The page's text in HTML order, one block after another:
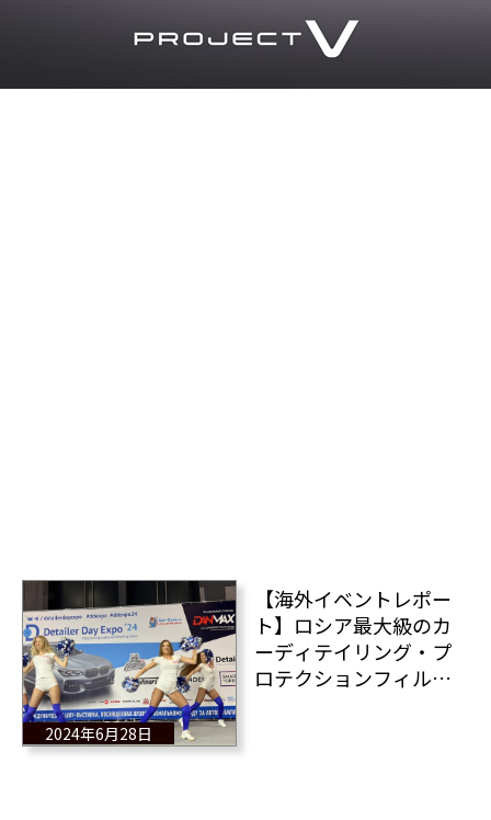
2024年6月28日
【海外イベントレポー
ト】ロシア最大級のカ
ーディテイリング・プ
ロテクションフィルム